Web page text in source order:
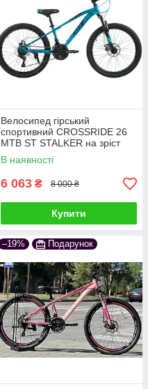
Велосипед гірський
спортивний CROSSRIDE 26
MTB ST STALKER на зріст
130-145 см синій
В наявності
6 063 ₴ 8 000 ₴
Купити
–19% Подарунок